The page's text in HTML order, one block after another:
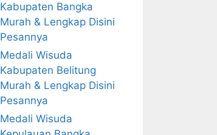
Kabupaten Bangka
Murah & Lengkap Disini
Pesannya
Medali Wisuda
Kabupaten Belitung
Murah & Lengkap Disini
Pesannya
Medali Wisuda